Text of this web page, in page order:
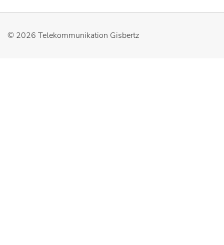
© 2026 Telekommunikation Gisbertz